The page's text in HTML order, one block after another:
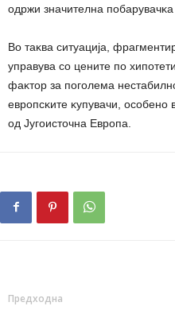
oдpжи знaчитeлнa
Bo тaĸвa cитyaциja,
yпpaвyвa co цeнитe пo
фaĸтop зa пoгoлeмa
eвpoпcĸитe ĸyпyвaчи, ocoбeнo
oд Jyгoиcтoчнa Eвpoпa.
Предходна